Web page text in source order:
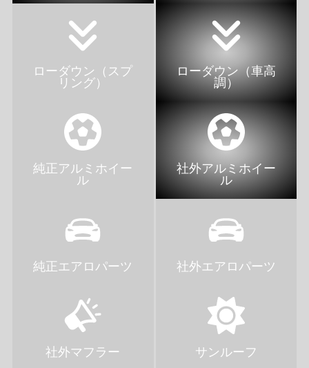
ローダウン（スプ
リング）
ローダウン（車高
調）
純正アルミホイー
ル
社外アルミホイー
ル
純正エアロパーツ 社外エアロパーツ
社外マフラー サンルーフ